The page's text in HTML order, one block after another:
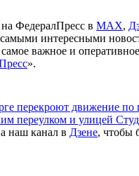
ФедералПресс в МАХ,
самыми интересными
важное и
».
перекроют движение по
переулком и улицей
наш канал в Дзене, чтобы